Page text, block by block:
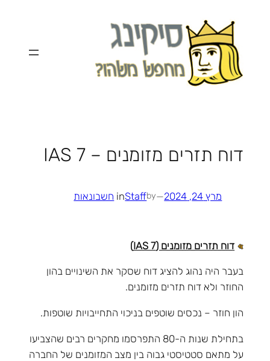
דוח תזרים מזומנים – IAS 7
מרץ 24, 2024 —
by
Staff
in חשבונאות
דוח תזרים מזומנים (IAS 7)
בעבר היה נהוג להציג דוח שסקר את השינויים בהון
החוזר ולא דוח תזרים מזומנים.
הון חוזר – נכסים שוטפים בניכוי התחייבויות שוטפות.
בתחילת שנות ה-80 התפרסמו מחקרים רבים שהצביעו
על מתאם סטטיסטי גבוה בין מצב המזומנים של החברה